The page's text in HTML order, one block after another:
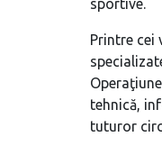
sportive.
Printre cei
tehnică,
tuturor